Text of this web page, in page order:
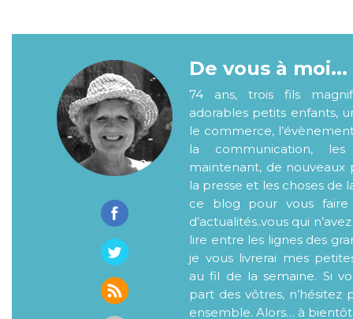
De vous à moi...
74 ans, trois fils
adorables petits enfants,
le commerce,
la communication,
maintenant, de nouveaux
la presse et les choses de
ce blog pour vous faire
d’actualités..vous qui
lire entre les lignes des
je vous livrerai mes
au fil de la semaine. Si
part des vôtres, n’hésitez
ensemble. Alors… à bientôt